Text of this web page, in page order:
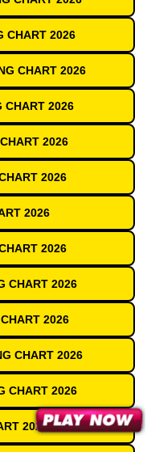
CHART 2026
CHART 2026
CHART 2026
2026
2026
2026
2026
CHART 2026
2026
CHART 2026
CHART 2026
2026